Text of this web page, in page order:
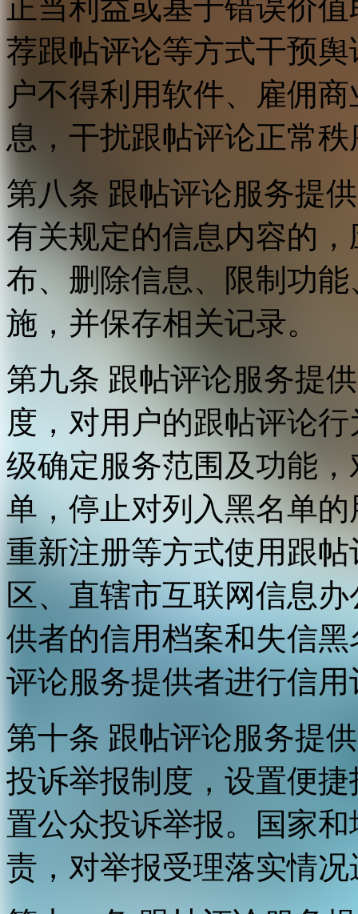
正当利益或基于错误价
荐跟帖评论等方式干预
户不得利用软件、雇佣
息，干扰跟帖评论正常
第八条 跟帖评论服务提
有关规定的信息内容的
布、删除信息、限制功
施，并保存相关记录。
第九条 跟帖评论服务提
度，对用户的跟帖评论
级确定服务范围及功能
单，停止对列入黑名单
重新注册等方式使用跟
区、直辖市互联网信息
供者的信用档案和失信
评论服务提供者进行信用
第十条 跟帖评论服务提
投诉举报制度，设置便
置公众投诉举报。国家
责，对举报受理落实情